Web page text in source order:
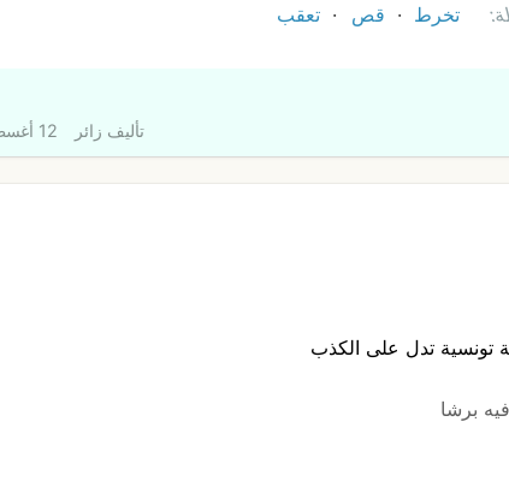
تخرط قص تعقب
تأليف زائر 12 أغسطس 2020
تدل على الكذب
برشا